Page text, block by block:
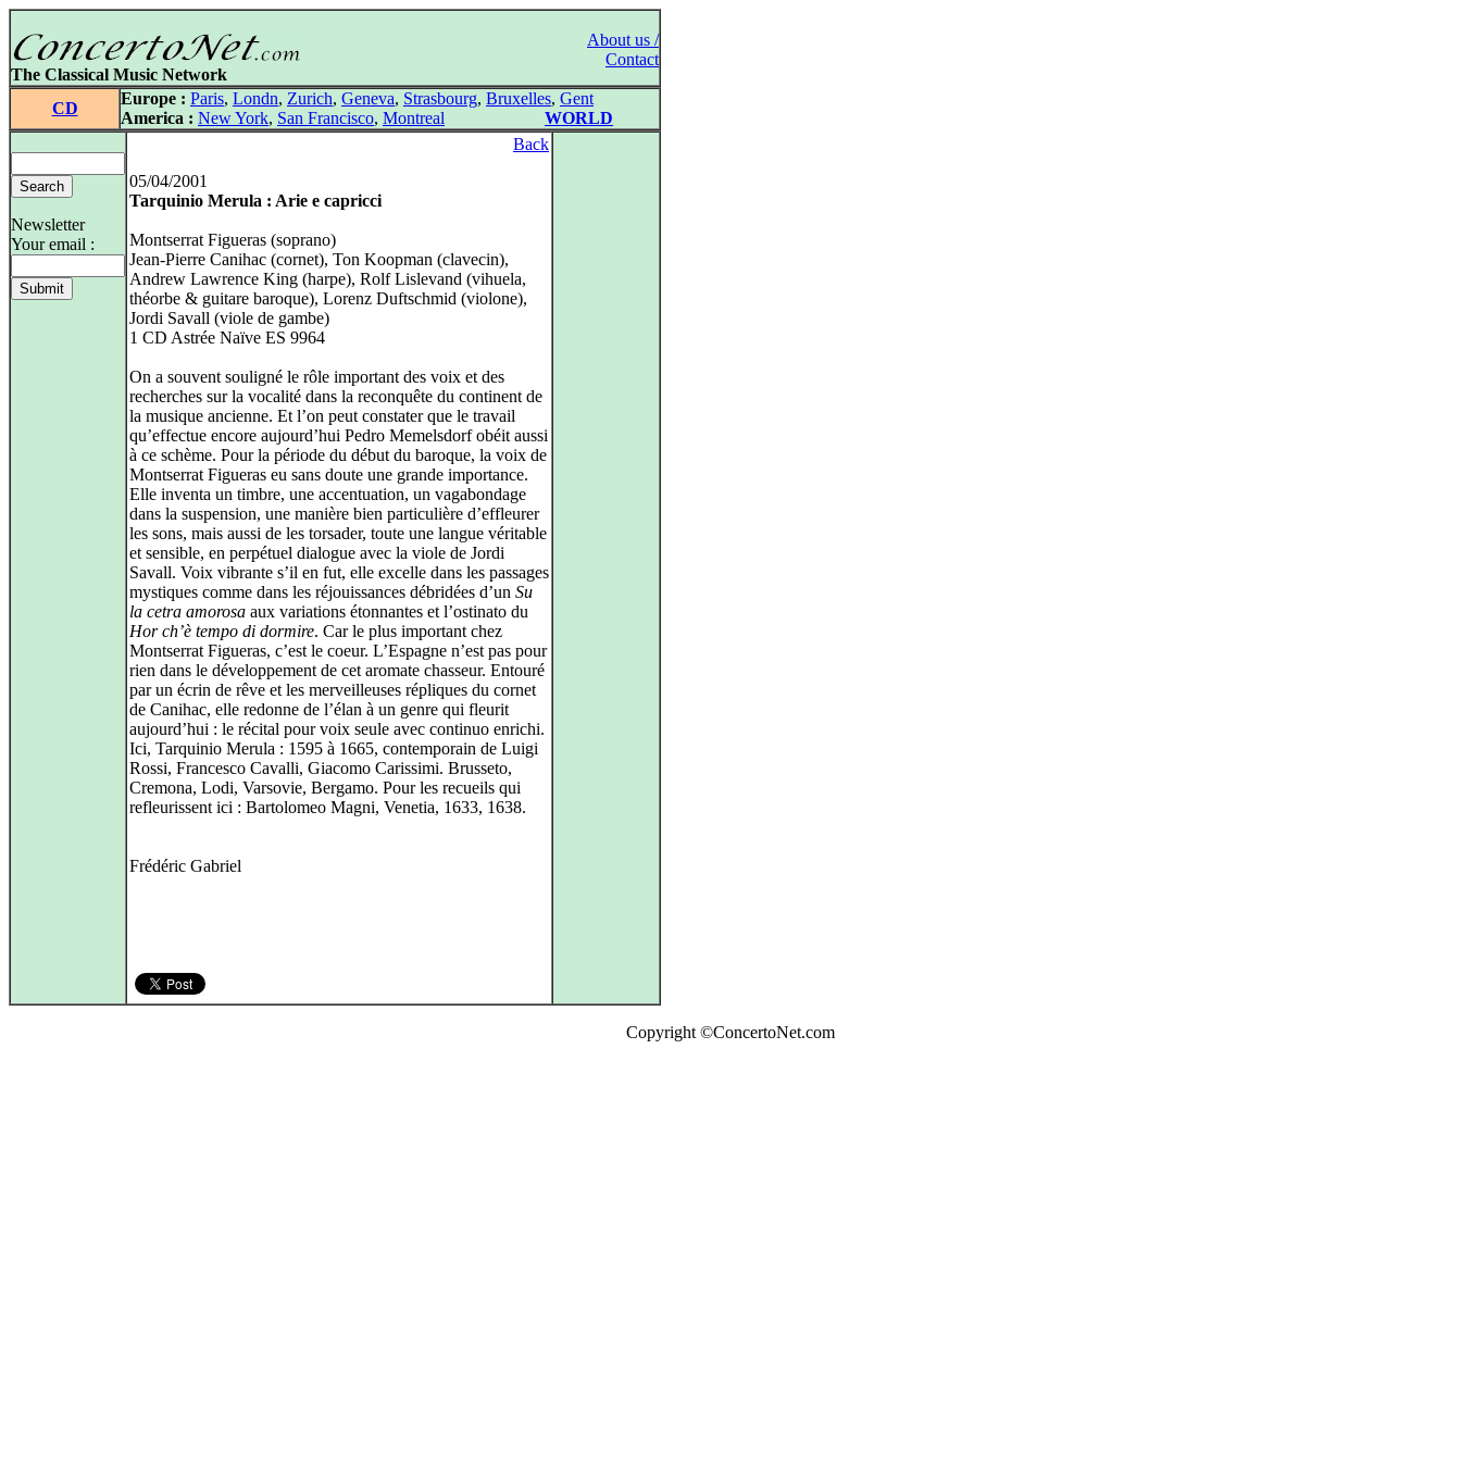
About us /
Contact
The Classical Music Network
CD
Europe : Paris, Londn, Zurich, Geneva, Strasbourg, Bruxelles, Gent
America : New York, San Francisco, Montreal WORLD
Newsletter
Your email :
Back
05/04/2001
Tarquinio Merula : Arie e capricci
Montserrat Figueras (soprano)
Jean-Pierre Canihac (cornet), Ton Koopman (clavecin),
Andrew Lawrence King (harpe), Rolf Lislevand (vihuela,
théorbe & guitare baroque), Lorenz Duftschmid (violone),
Jordi Savall (viole de gambe)
1 CD Astrée Naïve ES 9964
On a souvent souligné le rôle important des voix et des
recherches sur la vocalité dans la reconquête du continent de
la musique ancienne. Et l’on peut constater que le travail
qu’effectue encore aujourd’hui Pedro Memelsdorf obéit aussi
à ce schème. Pour la période du début du baroque, la voix de
Montserrat Figueras eu sans doute une grande importance.
Elle inventa un timbre, une accentuation, un vagabondage
dans la suspension, une manière bien particulière d’effleurer
les sons, mais aussi de les torsader, toute une langue véritable
et sensible, en perpétuel dialogue avec la viole de Jordi
Savall. Voix vibrante s’il en fut, elle excelle dans les passages
mystiques comme dans les réjouissances débridées d’un Su
la cetra amorosa aux variations étonnantes et l’ostinato du
Hor ch’è tempo di dormire. Car le plus important chez
Montserrat Figueras, c’est le coeur. L’Espagne n’est pas pour
rien dans le développement de cet aromate chasseur. Entouré
par un écrin de rêve et les merveilleuses répliques du cornet
de Canihac, elle redonne de l’élan à un genre qui fleurit
aujourd’hui : le récital pour voix seule avec continuo enrichi.
Ici, Tarquinio Merula : 1595 à 1665, contemporain de Luigi
Rossi, Francesco Cavalli, Giacomo Carissimi. Brusseto,
Cremona, Lodi, Varsovie, Bergamo. Pour les recueils qui
refleurissent ici : Bartolomeo Magni, Venetia, 1633, 1638.
Frédéric Gabriel
Copyright ©ConcertoNet.com